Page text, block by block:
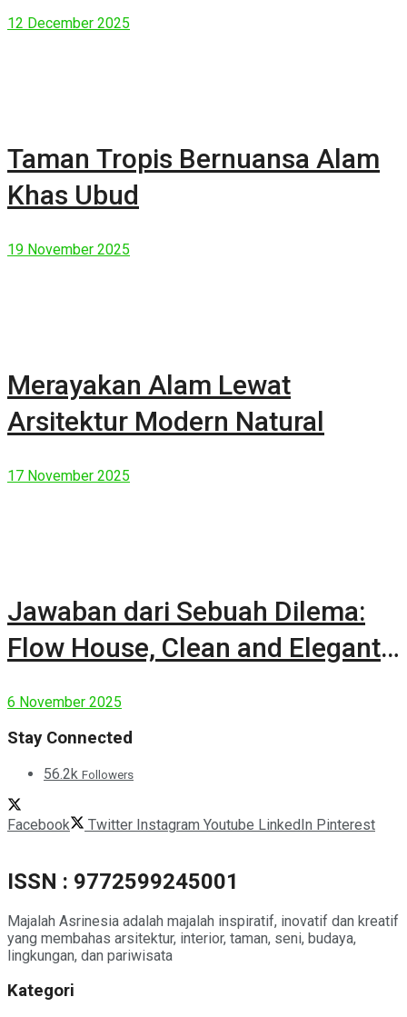
12 December 2025
Taman Tropis Bernuansa Alam
Khas Ubud
19 November 2025
Merayakan Alam Lewat
Arsitektur Modern Natural
17 November 2025
Jawaban dari Sebuah Dilema:
Flow House, Clean and Elegant
6 November 2025
Stay Connected
56.2k Followers
Facebook Twitter Instagram Youtube LinkedIn Pinterest
ISSN : 9772599245001
Majalah Asrinesia adalah majalah inspiratif, inovatif dan kreatif
yang membahas arsitektur, interior, taman, seni, budaya,
lingkungan, dan pariwisata
Kategori